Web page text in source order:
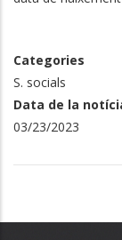
Categories
S. socials
Data de la
03/23/2023